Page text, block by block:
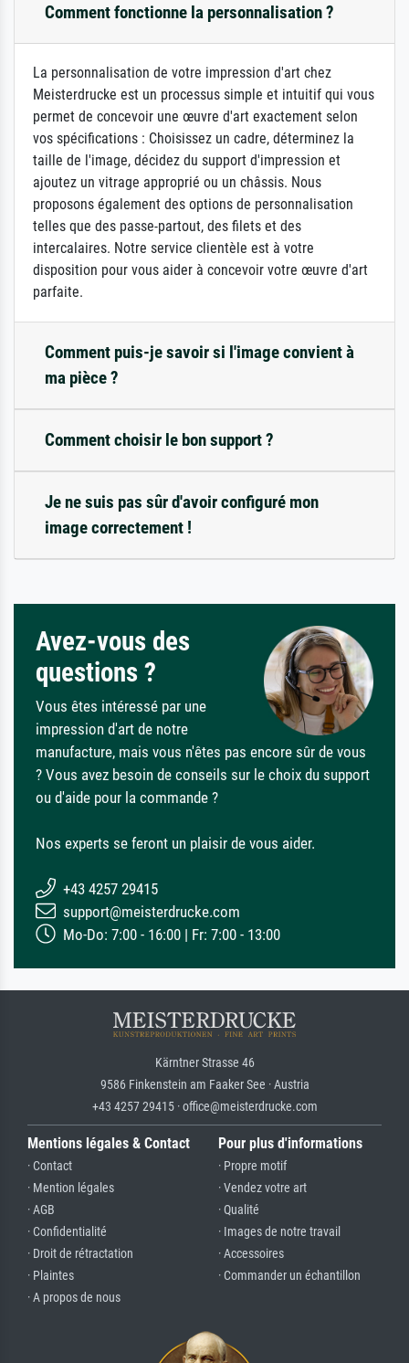
Comment fonctionne la personnalisation ?
La personnalisation de votre impression d'art chez
Meisterdrucke est un processus simple et intuitif qui vous
permet de concevoir une œuvre d'art exactement selon
vos spécifications : Choisissez un cadre, déterminez la
taille de l'image, décidez du support d'impression et
ajoutez un vitrage approprié ou un châssis. Nous
proposons également des options de personnalisation
telles que des passe-partout, des filets et des
intercalaires. Notre service clientèle est à votre
disposition pour vous aider à concevoir votre œuvre d'art
parfaite.
Comment puis-je savoir si l'image convient à
ma pièce ?
Comment choisir le bon support ?
Je ne suis pas sûr d'avoir configuré mon
image correctement !
Avez-vous des
questions ?
Vous êtes intéressé par une
impression d'art de notre
manufacture, mais vous n'êtes pas encore sûr de vous
? Vous avez besoin de conseils sur le choix du support
ou d'aide pour la commande ?
Nos experts se feront un plaisir de vous aider.
+43 4257 29415
support@meisterdrucke.com
Mo-Do: 7:00 - 16:00 | Fr: 7:00 - 13:00
Kärntner Strasse 46
9586 Finkenstein am Faaker See · Austria
+43 4257 29415 · office@meisterdrucke.com
Mentions légales & Contact
· Contact
· Mention légales
· AGB
· Confidentialité
· Droit de rétractation
· Plaintes
· A propos de nous
Pour plus d'informations
· Propre motif
· Vendez votre art
· Qualité
· Images de notre travail
· Accessoires
· Commander un échantillon